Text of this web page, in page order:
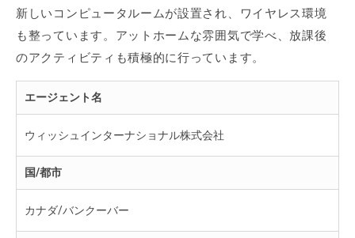
新しいコンピュータルームが設置され、ワイヤレス環境
も整っています。アットホームな雰囲気で学べ、放課後
のアクティビティも積極的に行っています。
エージェント名
ウィッシュインターナショナル株式会社
国/都市
カナダ/バンクーバー